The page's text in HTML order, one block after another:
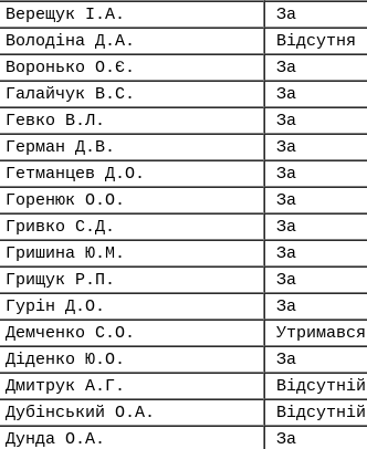
Верещук І.А.
За
Володіна Д.А.
Відсутня
Воронько О.Є.
За
Галайчук В.С.
За
Гевко В.Л.
За
Герман Д.В.
За
Гетманцев Д.О.
За
Горенюк О.О.
За
Гривко С.Д.
За
Гришина Ю.М.
За
Грищук Р.П.
За
Гурін Д.О.
За
Демченко С.О.
Утримався
Діденко Ю.О.
За
Дмитрук А.Г.
Відсутній
Дубінський О.А.
Відсутній
Дунда О.А.
За